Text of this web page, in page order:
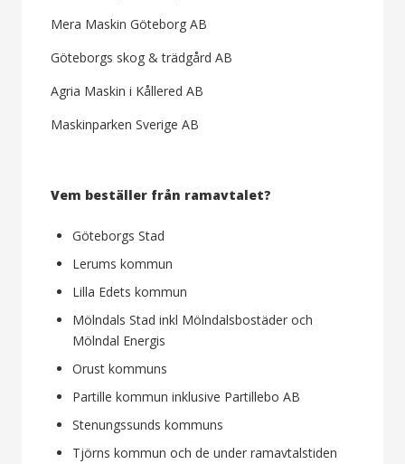
Mera Maskin Göteborg AB
Göteborgs skog & trädgård AB
Agria Maskin i Kållered AB
Maskinparken Sverige AB
Vem beställer från ramavtalet?
Göteborgs Stad
Lerums kommun
Lilla Edets kommun
Mölndals Stad inkl Mölndalsbostäder och
Mölndal Energis
Orust kommuns
Partille kommun inklusive Partillebo AB
Stenungssunds kommuns
Tjörns kommun och de under ramavtalstiden